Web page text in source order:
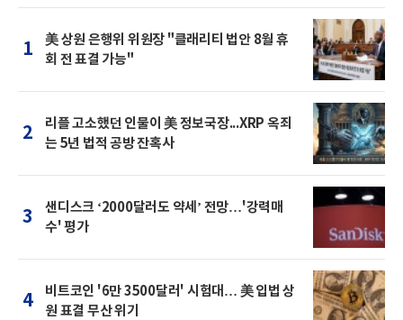
1
美 상원 은행위 위원장 "클래리티 법안 8월 휴
회 전 표결 가능"
2
리플 고소했던 인물이 美 정보국장...XRP 옥죄
는 5년 법적 공방 잔혹사
3
샌디스크 ‘2000달러도 약세’ 전망…'강력매
수' 평가
4
비트코인 '6만 3500달러' 시험대… 美 입법 상
원 표결 무산 위기